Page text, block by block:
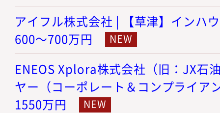
アイフル株式会社 | 【草津】インハ
600～700万円
ENEOS Xplora株式会社（旧：JX石
ヤー（コーポレート＆コンプライア
1550万円